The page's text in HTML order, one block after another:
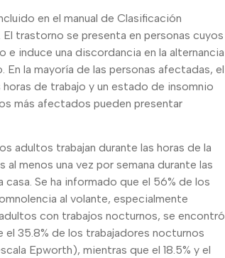
en el manual de Clasificación
trastorno se presenta en personas cuyos
induce una discordancia en la alternancia
la mayoría de las personas afectadas, el
de trabajo y un estado de insomnio
más afectados pueden presentar
adultos trabajan durante las horas de la
menos una vez por semana durante las
Se ha informado que el 56% de los
al volante, especialmente
con trabajos nocturnos, se encontró
el 35.8% de los trabajadores nocturnos
Epworth), mientras que el 18.5% y el